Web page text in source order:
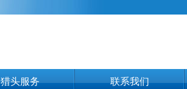
猎头服务 联系我们